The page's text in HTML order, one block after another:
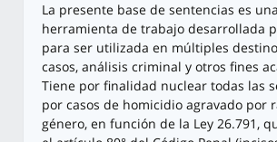
La presente base de sentencias es una
herramienta de trabajo desarrollada
para ser utilizada en múltiples
casos, análisis criminal y otros fines
Tiene por finalidad nuclear todas las
por casos de homicidio agravado por
género, en función de la Ley 26.791,